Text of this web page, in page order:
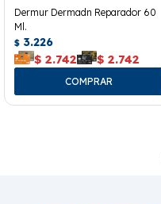
Dermur Dermadn Reparador 60
Ml.
$ 3.226
$ 2.742 $ 2.742